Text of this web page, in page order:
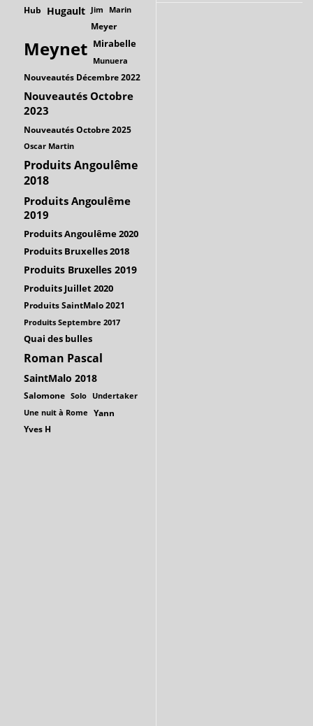
Hub Hugault Jim Marin
Meyer
Meynet Mirabelle
Munuera
Nouveautés Décembre 2022
Nouveautés Octobre
2023
Nouveautés Octobre 2025
Oscar Martin
Produits Angoulême
2018
Produits Angoulême
2019
Produits Angoulême 2020
Produits Bruxelles 2018
Produits Bruxelles 2019
Produits Juillet 2020
Produits SaintMalo 2021
Produits Septembre 2017
Quai des bulles
Roman Pascal
SaintMalo 2018
Salomone Solo Undertaker
Une nuit à Rome Yann
Yves H